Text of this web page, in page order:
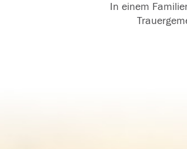
In einem